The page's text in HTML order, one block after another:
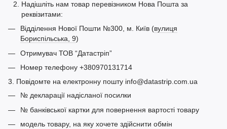
Надішліть нам товар перевізником Нова Пошта за
реквізитами:
Відділення Нової Пошти №300, м. Київ (вулиця
Бориспільська, 9)
Отримувач ТОВ “Датастріп”
Номер телефону +380970131714
3. Повідомте на електронну пошту info@datastrip.com.ua
№ декларації надісланої посилки
№ банківської картки для повернення вартості товару
модель товару, на яку хочете здійснити обмін